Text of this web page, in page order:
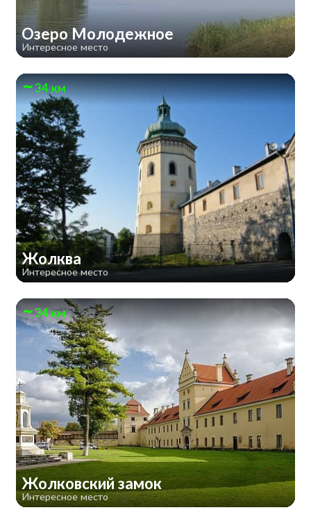
Озеро Молодежное
Интересное место
34 км
Жолква
Интересное место
34 км
Жолковский замок
Интересное место